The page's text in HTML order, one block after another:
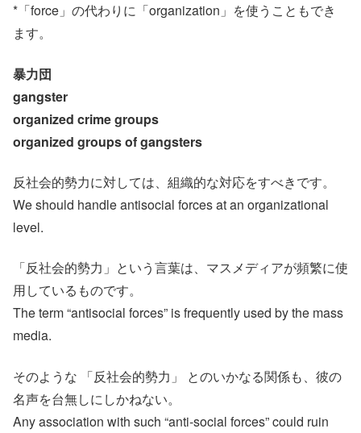
*「force」の代わりに「organization」を使うこともでき
ます。
暴力団
gangster
organized crime groups
organized groups of gangsters
反社会的勢力に対しては、組織的な対応をすべきです。
We should handle antisocial forces at an organizational
level.
「反社会的勢力」という言葉は、マスメディアが頻繁に使
用しているものです。
The term “antisocial forces” is frequently used by the mass
media.
そのような 「反社会的勢力」 とのいかなる関係も、彼の
名声を台無しにしかねない。
Any association with such “anti-social forces” could ruin